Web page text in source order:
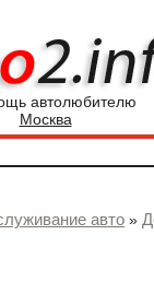
автолюбителю
Москва
авто »